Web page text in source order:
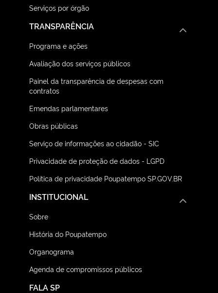
Serviços por órgão
TRANSPARÊNCIA
Programa e ações
Avaliação dos serviços públicos
Painel da transparência de despesas com
contratos
Emendas parlamentares
Obras públicas
Serviço de informações ao cidadão - SIC
Privacidade de proteção de dados - LGPD
Política de privacidade Poupatempo SP.GOV.BR
FALA SP
INSTITUCIONAL
Sobre
História do Poupatempo
Organograma
Agenda de compromissos públicos